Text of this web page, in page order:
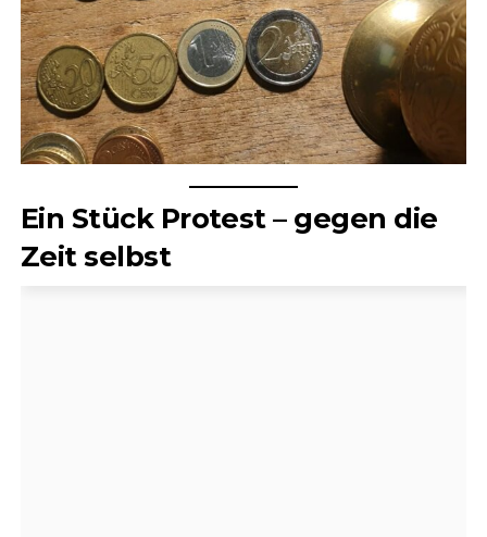
Ein Stück Protest – gegen die
Zeit selbst